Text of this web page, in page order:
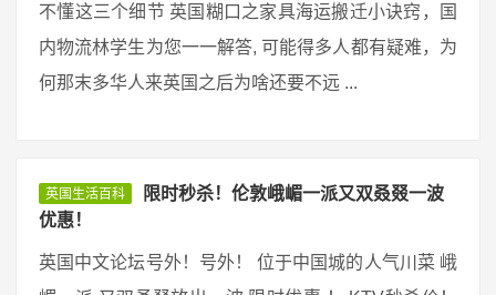
不懂这三个细节 英国糊口之家具海运搬迁小诀窍，国
内物流林学生为您一一解答, 可能得多人都有疑难，为
何那末多华人来英国之后为啥还要不远 ...
英国生活百科
限时秒杀！伦敦峨嵋一派又双叒叕一波
优惠！
英国中文论坛号外！号外！ 位于中国城的人气川菜 峨